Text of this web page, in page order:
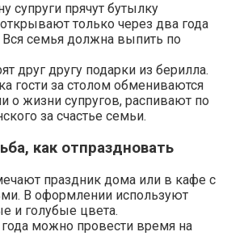
супруги прячут бутылку
только через два года
Вся семья должна выпить по
друг другу подарки из берилла.
гости за столом обмениваются
о жизни супругов, распивают по
за счастье семьи.
как отпраздновать
праздник дома или в кафе с
В оформлении используют
и голубые цвета.
можно провести время на